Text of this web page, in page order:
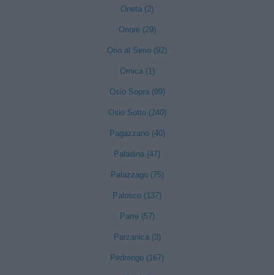
Oneta (2)
Onore (29)
Orio al Serio (92)
Ornica (1)
Osio Sopra (99)
Osio Sotto (240)
Pagazzano (40)
Paladina (47)
Palazzago (75)
Palosco (137)
Parre (57)
Parzanica (3)
Pedrengo (167)